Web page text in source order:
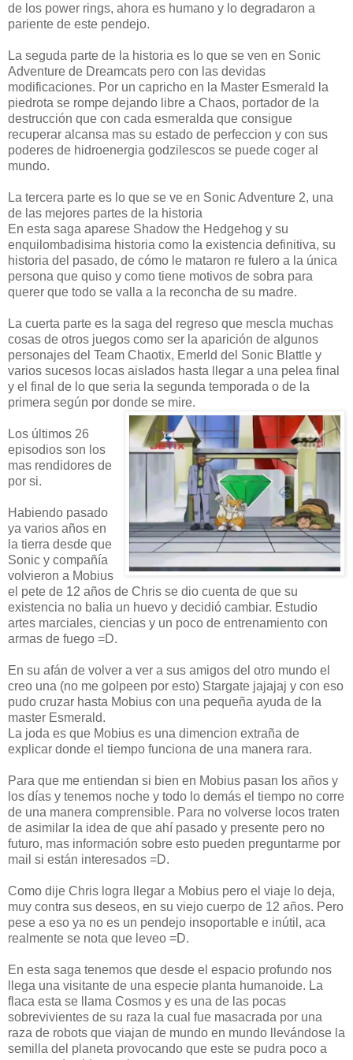
de los power rings, ahora es humano y lo degradaron a
pariente de este pendejo.
La seguda parte de la historia es lo que se ven en Sonic
Adventure de Dreamcats pero con las devidas
modificaciones. Por un capricho en la Master Esmerald la
piedrota se rompe dejando libre a Chaos, portador de la
destrucción que con cada esmeralda que consigue
recuperar alcansa mas su estado de perfeccion y con sus
poderes de hidroenergia godzilescos se puede coger al
mundo.
La tercera parte es lo que se ve en Sonic Adventure 2, una
de las mejores partes de la historia
En esta saga aparese Shadow the Hedgehog y su
enquilombadisima historia como la existencia definitiva, su
historia del pasado, de cómo le mataron re fulero a la única
persona que quiso y como tiene motivos de sobra para
querer que todo se valla a la reconcha de su madre.
La cuerta parte es la saga del regreso que mescla muchas
cosas de otros juegos como ser la aparición de algunos
personajes del Team Chaotix, Emerld del Sonic Blattle y
varios sucesos locas aislados hasta llegar a una pelea final
y el final de lo que seria la segunda temporada o de la
primera según por donde se mire.
Los últimos 26
episodios son los
mas rendidores de
por si.
Habiendo pasado
ya varios años en
la tierra desde que
Sonic y compañía
volvieron a Mobius
el pete de 12 años de Chris se dio cuenta de que su
existencia no balia un huevo y decidió cambiar. Estudio
artes marciales, ciencias y un poco de entrenamiento con
armas de fuego =D.
En su afán de volver a ver a sus amigos del otro mundo el
creo una (no me golpeen por esto) Stargate jajajaj y con eso
pudo cruzar hasta Mobius con una pequeña ayuda de la
master Esmerald.
La joda es que Mobius es una dimencion extraña de
explicar donde el tiempo funciona de una manera rara.
Para que me entiendan si bien en Mobius pasan los años y
los días y tenemos noche y todo lo demás el tiempo no corre
de una manera comprensible. Para no volverse locos traten
de asimilar la idea de que ahí pasado y presente pero no
futuro, mas información sobre esto pueden preguntarme por
mail si están interesados =D.
Como dije Chris logra llegar a Mobius pero el viaje lo deja,
muy contra sus deseos, en su viejo cuerpo de 12 años. Pero
pese a eso ya no es un pendejo insoportable e inútil, aca
realmente se nota que leveo =D.
En esta saga tenemos que desde el espacio profundo nos
llega una visitante de una especie planta humanoide. La
flaca esta se llama Cosmos y es una de las pocas
sobrevivientes de su raza la cual fue masacrada por una
raza de robots que viajan de mundo en mundo llevándose la
semilla del planeta provocando que este se pudra poco a